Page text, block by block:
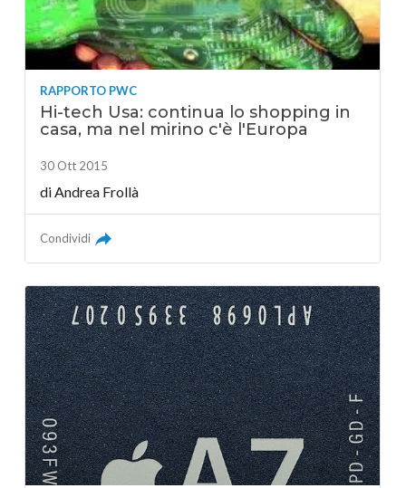
RAPPORTO PWC
Hi-tech Usa: continua lo shopping in
casa, ma nel mirino c'è l'Europa
30 Ott 2015
di Andrea Frollà
Condividi